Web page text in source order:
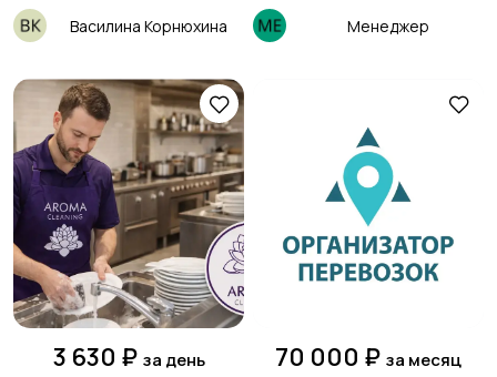
Василина Корнюхина Менеджер
3 630 ₽ за день 70 000 ₽ за месяц